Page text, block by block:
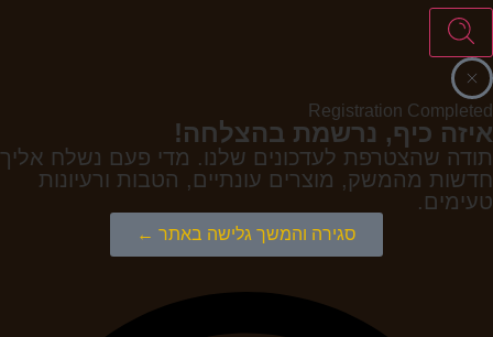
Registration Completed
איזה כיף, נרשמת בהצלחה!
תודה שהצטרפת לעדכונים שלנו. מדי פעם נשלח אליך
חדשות מהמשק, מוצרים עונתיים, הטבות ורעיונות
טעימים.
סגירה והמשך גלישה באתר ←